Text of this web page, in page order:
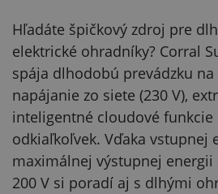
Hľadáte špičkový zdroj pre
elektrické ohradníky? Corral
spája dlhodobú prevádzku na
napájanie zo siete (230 V),
inteligentné cloudové
odkiaľkoľvek. Vďaka vstupnej
maximálnej výstupnej energii
200 V si poradí aj s dlhými